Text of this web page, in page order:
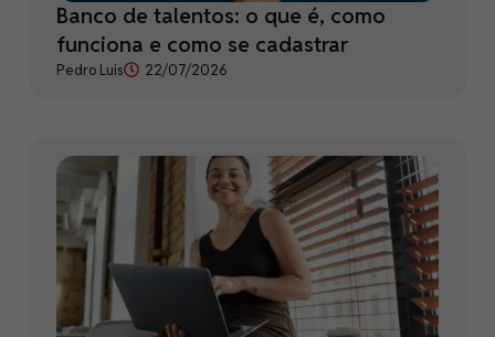
Banco de talentos: o que é, como
funciona e como se cadastrar
Pedro Luis 22/07/2026